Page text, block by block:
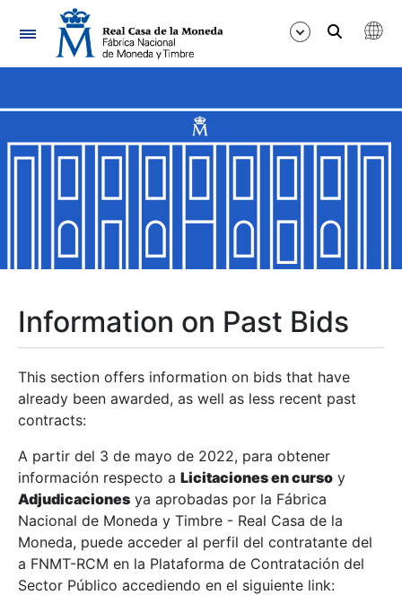
Navigation
Show/Hide
Show/Hide
Show/Hide
Show/Hide
Show/Hide
Information on Past Bids
This section offers information on bids that have
already been awarded, as well as less recent past
contracts:
A partir del 3 de mayo de 2022, para obtener
información respecto a Licitaciones en curso y
Adjudicaciones ya aprobadas por la Fábrica
Nacional de Moneda y Timbre - Real Casa de la
Moneda, puede acceder al perfil del contratante del
a FNMT-RCM en la Plataforma de Contratación del
Sector Público accediendo en el siguiente link: